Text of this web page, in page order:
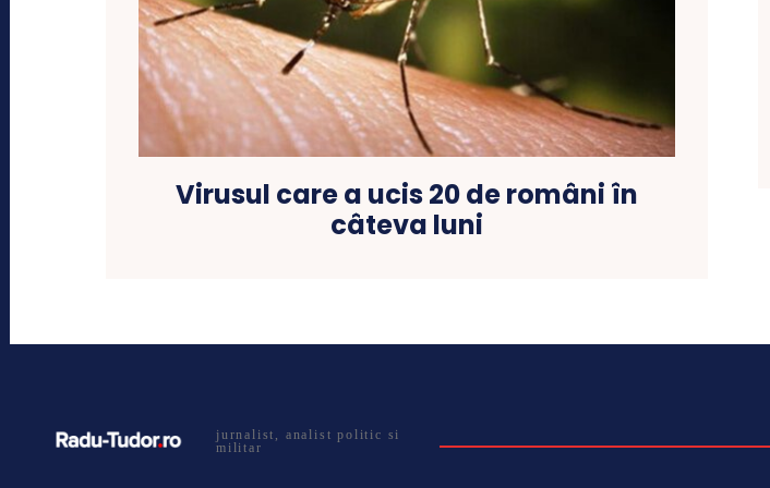
Virusul care a ucis 20 de români în
câteva luni
jurnalist, analist politic si
militar